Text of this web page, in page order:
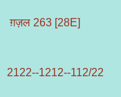
ग़ज़ल 263 [28E]
2122--1212--112/22